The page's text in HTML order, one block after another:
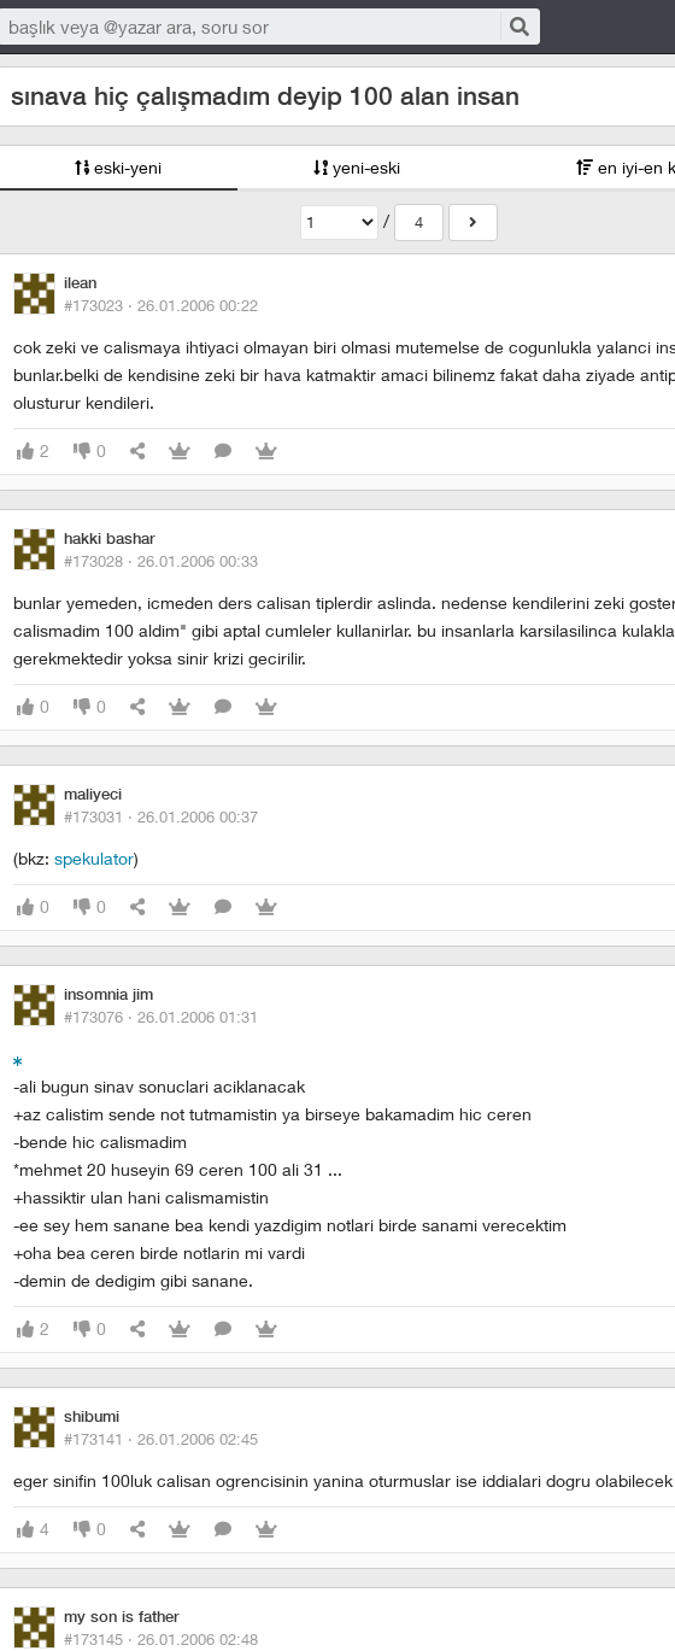
sınava hiç çalışmadım deyip 100 alan insan
eski-yeni yeni-eski en iyi-en
/ 4
ilean
#173023 · 26.01.2006 00:22
cok zeki ve calismaya ihtiyaci olmayan biri olmasi mutemelse de cogunlukla yalanci
bunlar.belki de kendisine zeki bir hava katmaktir amaci bilinemz fakat daha ziyade
olusturur kendileri.
2 0
hakki bashar
#173028 · 26.01.2006 00:33
bunlar yemeden, icmeden ders calisan tiplerdir aslinda. nedense kendilerini zeki
calismadim 100 aldim" gibi aptal cumleler kullanirlar. bu insanlarla karsilasilinca
gerekmektedir yoksa sinir krizi gecirilir.
0 0
maliyeci
#173031 · 26.01.2006 00:37
(bkz: spekulator)
0 0
insomnia jim
#173076 · 26.01.2006 01:31
-ali bugun sinav sonuclari aciklanacak
+az calistim sende not tutmamistin ya birseye bakamadim hic ceren
-bende hic calismadim
*mehmet 20 huseyin 69 ceren 100 ali 31 ...
+hassiktir ulan hani calismamistin
-ee sey hem sanane bea kendi yazdigim notlari birde sanami verecektim
+oha bea ceren birde notlarin mi vardi
-demin de dedigim gibi sanane.
2 0
shibumi
#173141 · 26.01.2006 02:45
eger sinifin 100luk calisan ogrencisinin yanina oturmuslar ise iddialari dogru
4 0
my son is father
#173145 · 26.01.2006 02:48